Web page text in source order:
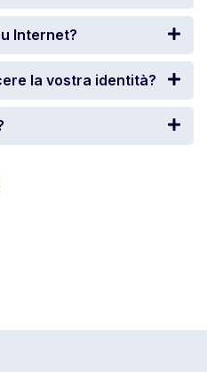
Internet?
la vostra identità?